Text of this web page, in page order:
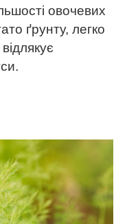
овочевих
ґрунту, легко